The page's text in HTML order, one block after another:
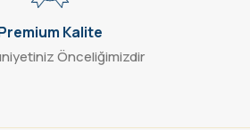
Kalite
Önceliğimizdir